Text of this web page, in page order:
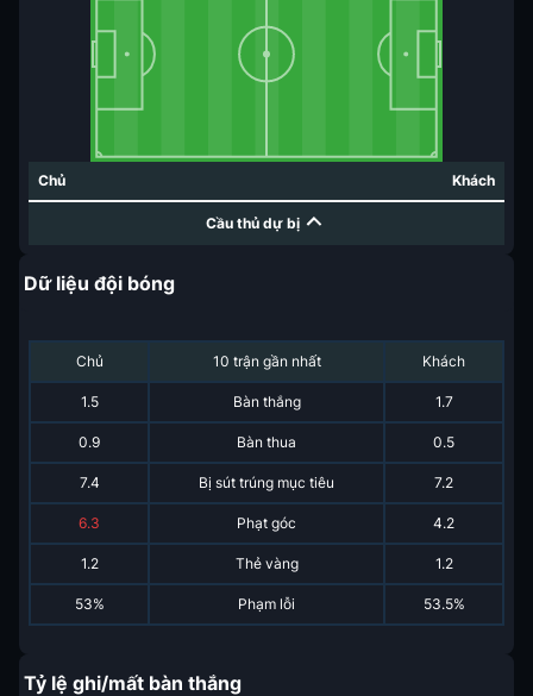
Chủ Khách
Cầu thủ dự bị
Dữ liệu đội bóng
Chủ 10 trận gần nhất Khách
1.5 Bàn thắng 1.7
0.9 Bàn thua 0.5
7.4 Bị sút trúng mục tiêu 7.2
6.3 Phạt góc 4.2
1.2 Thẻ vàng 1.2
53% Phạm lỗi 53.5%
Tỷ lệ ghi/mất bàn thắng